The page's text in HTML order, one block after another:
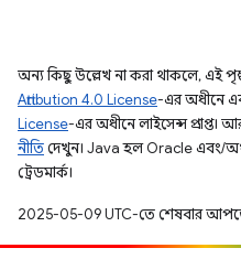
অন্য কিছু উল্লেখ না করা থাকলে, এই
Attribution 4.0 License-এর অধীনে
License-এর অধীনে লাইসেন্স প্রাপ্ত।
নীতিদেখুন। Java হল Oracle এবং/
ট্রেডমার্ক।
2025-05-09 UTC-তে শেষবার